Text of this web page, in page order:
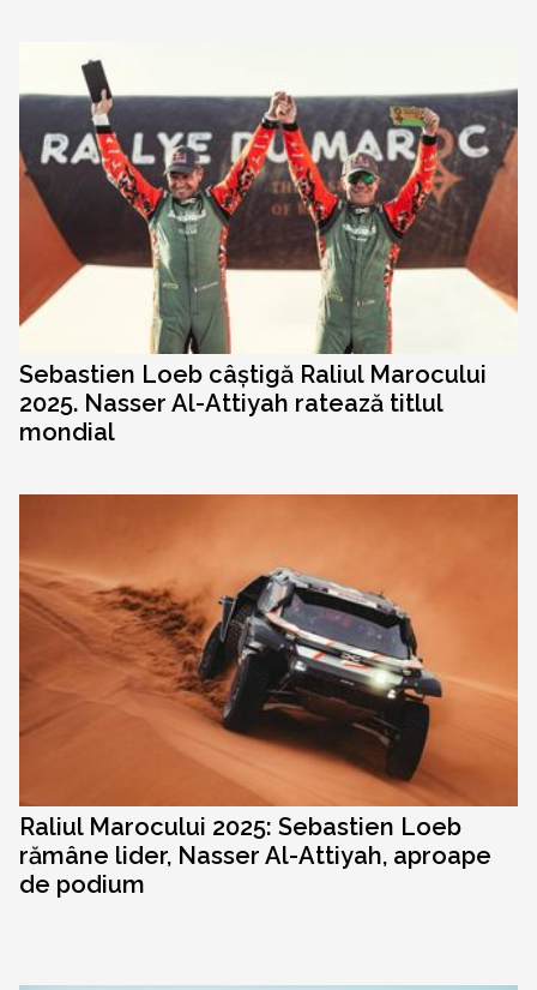
Sebastien Loeb câștigă Raliul Marocului
2025. Nasser Al-Attiyah ratează titlul
mondial
Raliul Marocului 2025: Sebastien Loeb
rămâne lider, Nasser Al-Attiyah, aproape
de podium